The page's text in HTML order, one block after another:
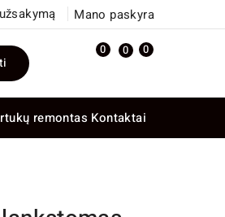
Mano paskyra
0 0 0
remontas Kontaktai